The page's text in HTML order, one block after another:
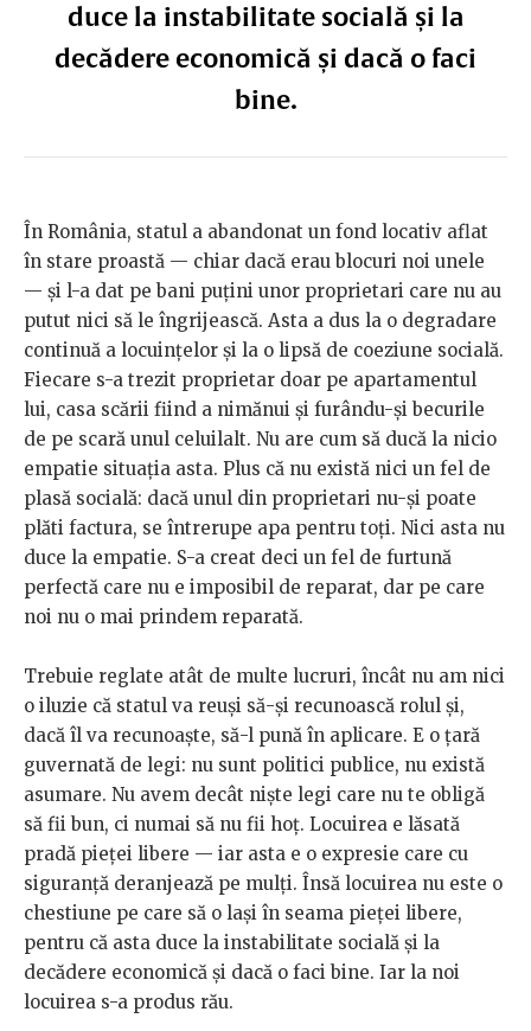
duce la instabilitate socială și la
decădere economică și dacă o faci
bine.
În România, statul a abandonat un fond locativ aflat
în stare proastă — chiar dacă erau blocuri noi unele
— și l-a dat pe bani puțini unor proprietari care nu au
putut nici să le îngrijească. Asta a dus la o degradare
continuă a locuințelor și la o lipsă de coeziune socială.
Fiecare s-a trezit proprietar doar pe apartamentul
lui, casa scării fiind a nimănui și furându-și becurile
de pe scară unul celuilalt. Nu are cum să ducă la nicio
empatie situația asta. Plus că nu există nici un fel de
plasă socială: dacă unul din proprietari nu-și poate
plăti factura, se întrerupe apa pentru toți. Nici asta nu
duce la empatie. S-a creat deci un fel de furtună
perfectă care nu e imposibil de reparat, dar pe care
noi nu o mai prindem reparată.
Trebuie reglate atât de multe lucruri, încât nu am nici
o iluzie că statul va reuși să-și recunoască rolul și,
dacă îl va recunoaște, să-l pună în aplicare. E o țară
guvernată de legi: nu sunt politici publice, nu există
asumare. Nu avem decât niște legi care nu te obligă
să fii bun, ci numai să nu fii hoț. Locuirea e lăsată
pradă pieței libere — iar asta e o expresie care cu
siguranță deranjează pe mulți. Însă locuirea nu este o
chestiune pe care să o lași în seama pieței libere,
pentru că asta duce la instabilitate socială și la
decădere economică și dacă o faci bine. Iar la noi
locuirea s-a produs rău.